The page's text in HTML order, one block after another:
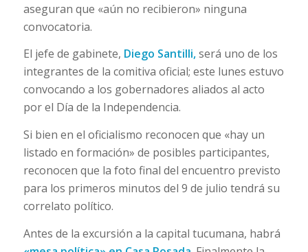
aseguran que «aún no recibieron» ninguna
convocatoria.
El jefe de gabinete, Diego Santilli,será uno de los
integrantes de la comitiva oficial; este lunes estuvo
convocando a los gobernadores aliados al acto
por el Día de la Independencia.
Si bien en el oficialismo reconocen que «hay un
listado en formación» de posibles participantes,
reconocen que la foto final del encuentro previsto
para los primeros minutos del 9 de julio tendrá su
correlato político.
Antes de la excursión a la capital tucumana, habrá